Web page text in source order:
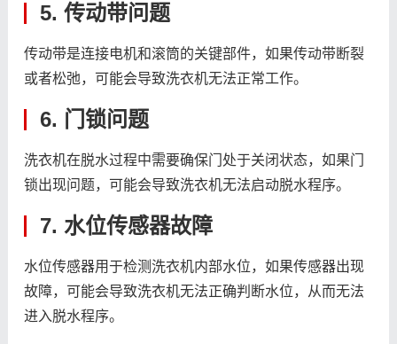
5. 传动带问题
传动带是连接电机和滚筒的关键部件，如果传动带断裂
或者松弛，可能会导致洗衣机无法正常工作。
6. 门锁问题
洗衣机在脱水过程中需要确保门处于关闭状态，如果门
锁出现问题，可能会导致洗衣机无法启动脱水程序。
7. 水位传感器故障
水位传感器用于检测洗衣机内部水位，如果传感器出现
故障，可能会导致洗衣机无法正确判断水位，从而无法
进入脱水程序。